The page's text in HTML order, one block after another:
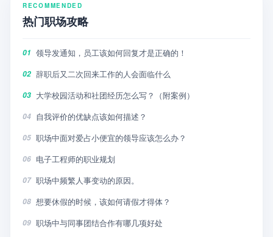
RECOMMENDED
热门职场攻略
01 领导发通知，员工该如何回复才是正确的！
02 辞职后又二次回来工作的人会面临什么
03 大学校园活动和社团经历怎么写？（附案例）
04 自我评价的优缺点该如何描述？
05 职场中面对爱占小便宜的领导应该怎么办？
06 电子工程师的职业规划
07 职场中频繁人事变动的原因。
08 想要休假的时候，该如何请假才得体？
09 职场中与同事团结合作有哪几项好处